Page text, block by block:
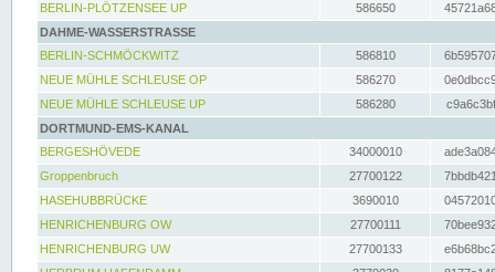
BERLIN-PLÖTZENSEE UP
586650
DAHME-WASSERSTRASSE
BERLIN-SCHMÖCKWITZ
586810
NEUE MÜHLE SCHLEUSE OP
586270
NEUE MÜHLE SCHLEUSE UP
586280
DORTMUND-EMS-KANAL
BERGESHÖVEDE
34000010
Groppenbruch
27700122
HASEHUBBRÜCKE
3690010
HENRICHENBURG OW
27700111
HENRICHENBURG UW
27700133